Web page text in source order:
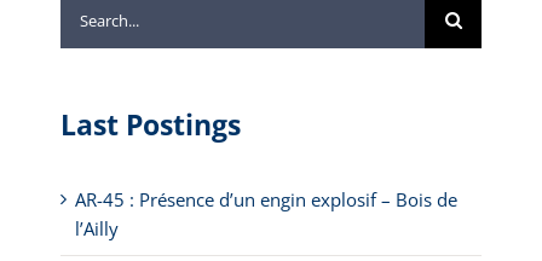
for:
Last Postings
AR-45 : Présence d’un engin explosif – Bois de
l’Ailly